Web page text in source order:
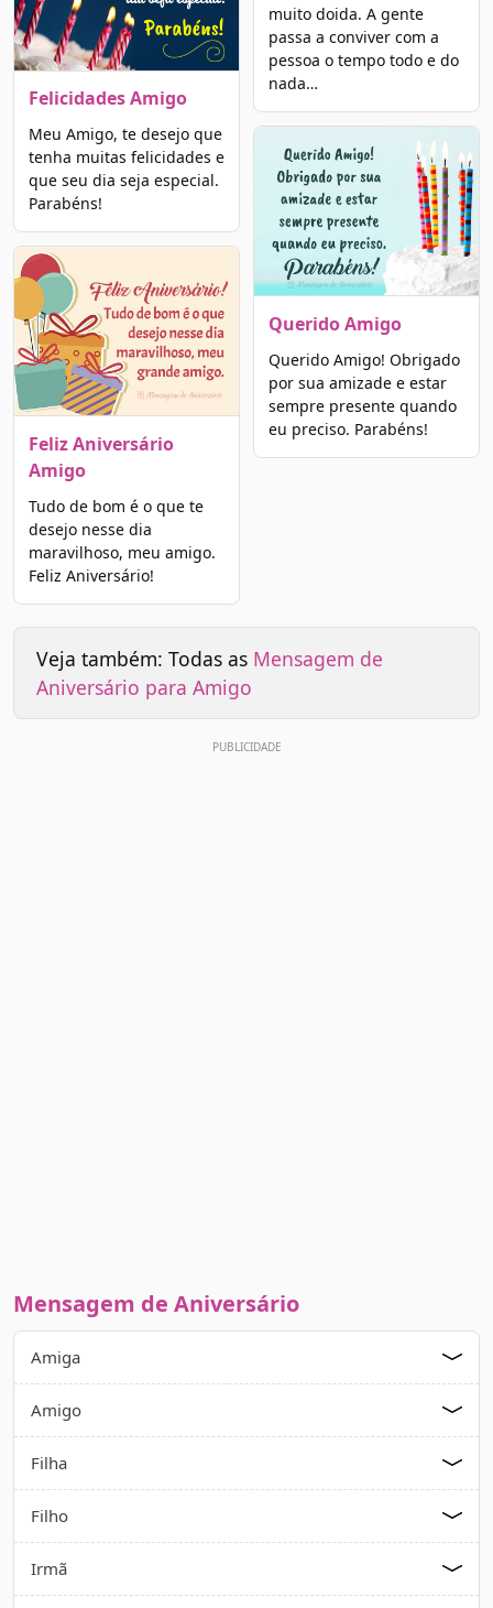
Felicidades Amigo
Meu Amigo, te desejo que
tenha muitas felicidades e
que seu dia seja especial.
Parabéns!
Feliz Aniversário
Amigo
Tudo de bom é o que te
desejo nesse dia
maravilhoso, meu amigo.
Feliz Aniversário!
muito doida. A gente
passa a conviver com a
pessoa o tempo todo e do
nada…
Querido Amigo
Querido Amigo! Obrigado
por sua amizade e estar
sempre presente quando
eu preciso. Parabéns!
Veja também: Todas as Mensagem de
Aniversário para Amigo
Mensagem de Aniversário
Amiga
Amigo
Filha
Filho
Irmã